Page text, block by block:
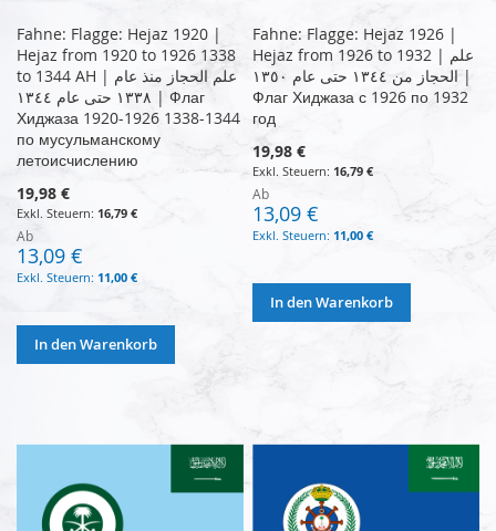
Fahne: Flagge: Hejaz 1920 |
Hejaz from 1920 to 1926 1338
to 1344 AH | علم الحجاز منذ عام
١٣٣٨ حتى عام ١٣٤٤ | Флаг
Хиджаза 1920-1926 1338-1344
по мусульманскому
летоисчислению
19,98 €
16,79 €
Ab
13,09 €
11,00 €
In den Warenkorb
Fahne: Flagge: Hejaz 1926 |
Hejaz from 1926 to 1932 | علم
الحجاز من ١٣٤٤ حتى عام ١٣٥٠ |
Флаг Хиджаза с 1926 по 1932
год
19,98 €
16,79 €
Ab
13,09 €
11,00 €
In den Warenkorb